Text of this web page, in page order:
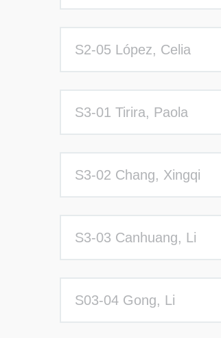
S2-05 López, Celia
S3-01 Tirira, Paola
S3-02 Chang, Xingqi
S3-03 Canhuang, Li
S03-04 Gong, Li